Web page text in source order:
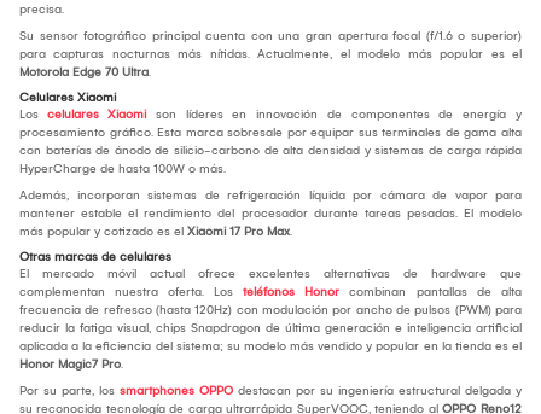
precisa.
Su sensor fotográfico principal cuenta con una gran apertura focal (f/1.6 o superior)
para capturas nocturnas más nítidas. Actualmente, el modelo más popular es el
Motorola Edge 70 Ultra.
Celulares Xiaomi
Los celulares Xiaomison líderes en innovación de componentes de energía y
procesamiento gráfico. Esta marca sobresale por equipar sus terminales de gama alta
con baterías de ánodo de silicio-carbono de alta densidad y sistemas de carga rápida
HyperCharge de hasta 100W o más.
Además, incorporan sistemas de refrigeración líquida por cámara de vapor para
mantener estable el rendimiento del procesador durante tareas pesadas. El modelo
más popular y cotizado es el Xiaomi 17 Pro Max.
Otras marcas de celulares
El mercado móvil actual ofrece excelentes alternativas de hardware que
complementan nuestra oferta. Los teléfonos Honor combinan pantallas de alta
frecuencia de refresco (hasta 120Hz) con modulación por ancho de pulsos (PWM) para
reducir la fatiga visual, chips Snapdragon de última generación e inteligencia artificial
aplicada a la eficiencia del sistema; su modelo más vendido y popular en la tienda es el
Honor Magic7 Pro.
Por su parte, los smartphones OPPOdestacan por su ingeniería estructural delgada y
su reconocida tecnología de carga ultrarrápida SuperVOOC, teniendo al OPPO Reno12